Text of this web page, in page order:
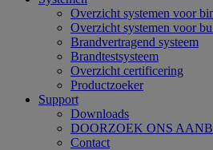
Overzicht systemen voor
Overzicht systemen voor
Brandvertragend systeem
Brandtestsysteem
Overzicht certificering
Productzoeker
Support
Downloads
DOORZOEK ONS
Contact